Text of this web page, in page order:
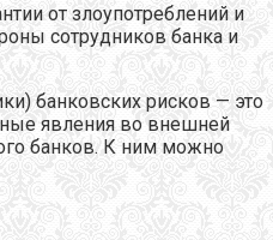
от злоупотреблений и
сотрудников банка и
банковских рисков — это
явления во внешней
банков. К ним можно